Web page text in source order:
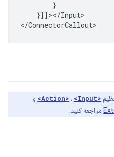
}]]></Input>
<Action> ، <Input>
و
مراجعه کنید.